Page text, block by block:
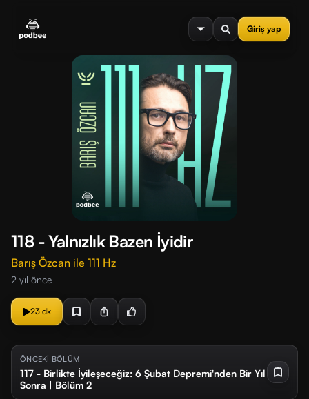
Giriş yap
menu
118 - Yalnızlık Bazen İyidir
Barış Özcan ile 111 Hz
2 yıl önce
23 dk
ÖNCEKİ BÖLÜM
117 - Birlikte İyileşeceğiz: 6 Şubat Depremi'nden Bir Yıl
Sonra | Bölüm 2